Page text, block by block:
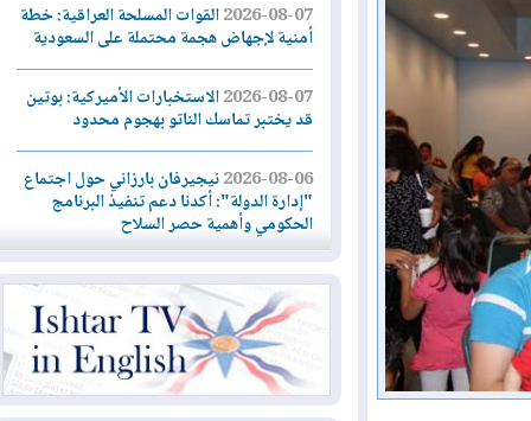
2026-08-07القوات المسلحة العراقية: خطة
أمنية لإجهاض هجمة محتملة على السعودية
2026-08-07الاستخبارات الأميركية: بوتين
قد يختبر تماسك الناتو بهجوم محدود
2026-08-06نيجيرفان بارزاني حول اجتماع
"إدارة الدولة": أكدنا دعم تنفيذ البرنامج
الحكومي وأهمية حصر السلاح
2026-08-06ائتلاف ادارة الدولة: من
يقومون بسلوك يهدد امن البلاد خارجون عن
القانون يجب محاربتهم
2026-08-06بعد هجومين قرب باب المندب..